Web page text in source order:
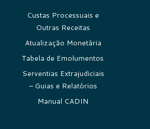
Custas Processuais e
Outras Receitas
Atualização Monetária
Tabela de Emolumentos
Serventias Extrajudiciais
– Guias e Relatórios
Manual CADIN